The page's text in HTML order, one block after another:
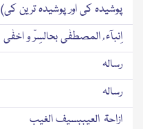
پوشیدہ کی اور پوشیدہ ترین کی)
اِنبآء ُ المصطفٰی بحالسِرّ و اخفٰی ۱۳۱۸ھ
رسالہ
رسالہ
ازاحۃ العیببسیف الغیب